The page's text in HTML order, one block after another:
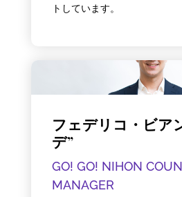
トしています。
フェデリコ・ビ
デ”
GO! GO! NIHON
MANAGER